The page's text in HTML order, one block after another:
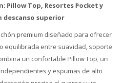
Pillow Top, Resortes Pocket y
descanso superior
premium diseñado para ofrecer
equilibrada entre suavidad, soporte
un confortable Pillow Top, un
y espumas de alto